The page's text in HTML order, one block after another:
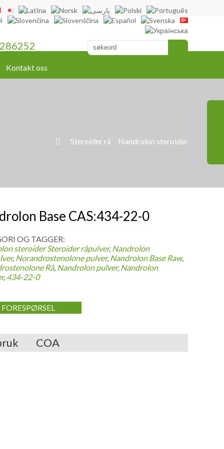
Kontakt oss
 Steroider rå Nandrolon steroider
Base CAS:434-22-0
OG TAGGER:
steroider Steroider råpulver, Nandrolon
, Norandrostenolone pulver, Nandrolon Base Raw,
Rå, Nandrolon pulver, Nandrolon
, 434-22-0
FORESPØRSEL
COA